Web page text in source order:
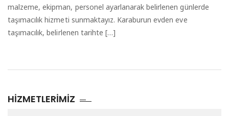
malzeme, ekipman, personel ayarlanarak belirlenen günlerde
taşımacılık hizmeti sunmaktayız. Karaburun evden eve
taşımacılık, belirlenen tarihte […]
HIZMETLERIMIZ